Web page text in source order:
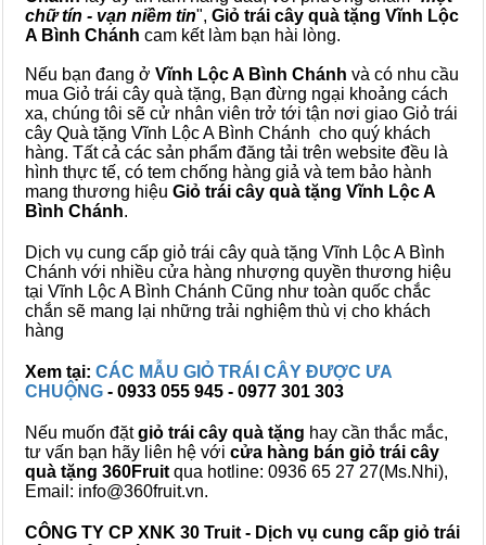
chữ tín - vạn niềm tin", Giỏ trái cây quà tặng Vĩnh Lộc
A Bình Chánh cam kết làm bạn hài lòng.
Nếu bạn đang ở Vĩnh Lộc A Bình Chánh và có nhu cầu
mua Giỏ trái cây quà tặng, Bạn đừng ngại khoảng cách
xa, chúng tôi sẽ cử nhân viên trở tới tận nơi giao Giỏ trái
cây Quà tặng Vĩnh Lộc A Bình Chánh cho quý khách
hàng. Tất cả các sản phẩm đăng tải trên website đều là
hình thực tế, có tem chống hàng giả và tem bảo hành
mang thương hiệu Giỏ trái cây quà tặng Vĩnh Lộc A
Bình Chánh.
Dịch vụ cung cấp giỏ trái cây quà tặng Vĩnh Lộc A Bình
Chánh với nhiều cửa hàng nhượng quyền thương hiệu
tại Vĩnh Lộc A Bình Chánh Cũng như toàn quốc chắc
chắn sẽ mang lại những trải nghiệm thù vị cho khách
hàng
Xem tại: CÁC MẪU GIỎ TRÁI CÂY ĐƯỢC ƯA
CHUỘNG - 0933 055 945 - 0977 301 303
Nếu muốn đặtgiỏ trái cây quà tặng hay cần thắc mắc,
tư vấn bạn hãy liên hệ với cửa hàng bán giỏ trái cây
quà tặng 360Fruit qua hotline: 0936 65 27 27(Ms.Nhi),
Email: info@360fruit.vn.
CÔNG TY CP XNK 30 Truit - Dịch vụ cung cấp giỏ trái